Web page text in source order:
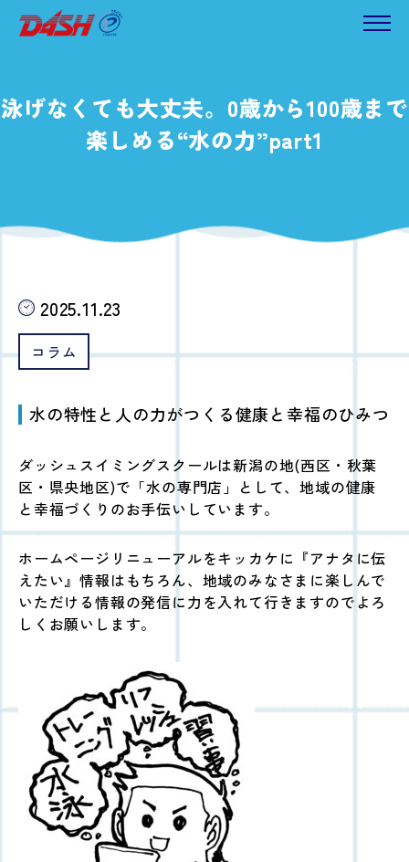
泳げなくても大丈夫。0歳から100歳まで
楽しめる“水の力”part1
2025.11.23
コラム
水の特性と人の力がつくる健康と幸福のひみつ
ダッシュスイミングスクールは新潟の地(西区・秋葉
区・県央地区)で「水の専門店」として、地域の健康
と幸福づくりのお手伝いしています。
ホームページリニューアルをキッカケに『アナタに伝
えたい』情報はもちろん、地域のみなさまに楽しんで
いただける情報の発信に力を入れて行きますのでよろ
しくお願いします。